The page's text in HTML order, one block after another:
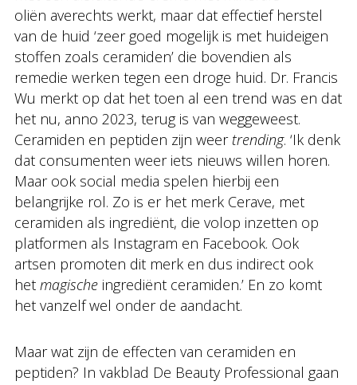
oliën averechts werkt, maar dat effectief herstel
van de huid ‘zeer goed mogelijk is met huideigen
stoffen zoals ceramiden’ die bovendien als
remedie werken tegen een droge huid. Dr. Francis
Wu merkt op dat het toen al een trend was en dat
het nu, anno 2023, terug is van weggeweest.
Ceramiden en peptiden zijn weer trending. ‘Ik denk
dat consumenten weer iets nieuws willen horen.
Maar ook social media spelen hierbij een
belangrijke rol. Zo is er het merk Cerave, met
ceramiden als ingrediënt, die volop inzetten op
platformen als Instagram en Facebook. Ook
artsen promoten dit merk en dus indirect ook
het magische ingrediënt ceramiden.’ En zo komt
het vanzelf wel onder de aandacht.
Maar wat zijn de effecten van ceramiden en
peptiden? In vakblad De Beauty Professional gaan